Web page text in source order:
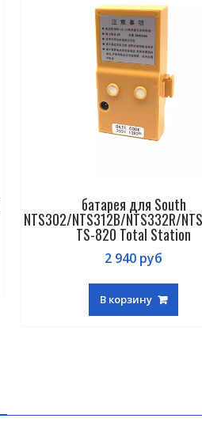
батарея для South
NTS302/NTS312B/NTS332R/
TS-820 Total Station
2 940 руб
В корзину